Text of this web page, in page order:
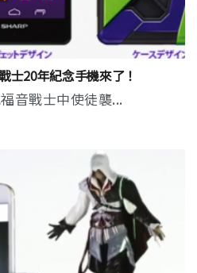
士20年紀念手機來了！
音戰士中使徒襲...